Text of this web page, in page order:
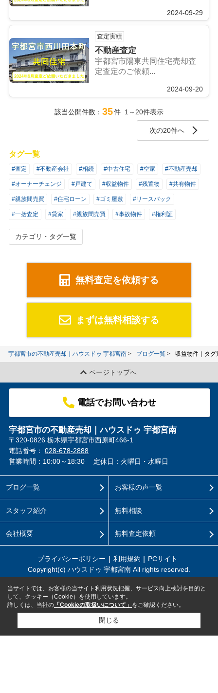
2024-09-29
査定実績
不動産査定
宇都宮市陽東共同住宅売却査
定査定のご依頼...
2024-09-20
該当公開件数： 35件 1～20件表示
次の20件へ
タグ一覧
#査定 #不動産会社 #相続 #中古住宅 #空家 #不動産売却
#オーナーチェンジ #戸建て #収益物件 #残置物 #共有物件
#親族間売買 #住宅ローン #ゴミ屋敷 #リースバック
#一括査定 #貸家 #親族間売買 #事故物件 #権利証
カテゴリ・タグ一覧
無料査定を依頼する
まずは無料相談する
宇都宮市の不動産売却｜ハウスドゥ 宇都宮南 ブログ一覧 収益物件｜タグ
ページトップへ
電話でお問い合わせ
宇都宮市の不動産売却｜ハウスドゥ 宇都宮南
〒320-0826 栃木県宇都宮市西原町466-1
電話番号： 028-678-2888
営業時間：10:00～18:30
定休日：火曜日・水曜日
ブログ一覧
スタッフ紹介
会社概要
お客様の声一覧
無料相談
無料査定依頼
プライバシーポリシー 利用規約
PCサイト
Copyright(c) ハウスドゥ 宇都宮南 All rights reserved.
当サイトでは、お客様の当サイト利用状況把握、サービス向上検討を目的と
して、クッキー（Cookie）を使用しています。
詳しくは、当社の 「Cookieの取扱いについて」 をご確認ください。
閉じる